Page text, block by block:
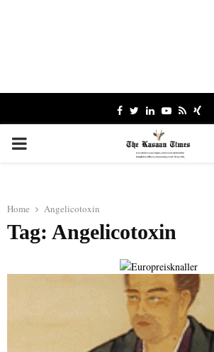
Facebook
TwitterLinkedinYoutube
RssXing
PRIMARY
Home Angelicotoxin
Tag: Angelicotoxin